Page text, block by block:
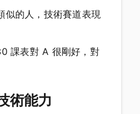
似的人，技術賽道表現
課表對 A 很剛好，對
術能力